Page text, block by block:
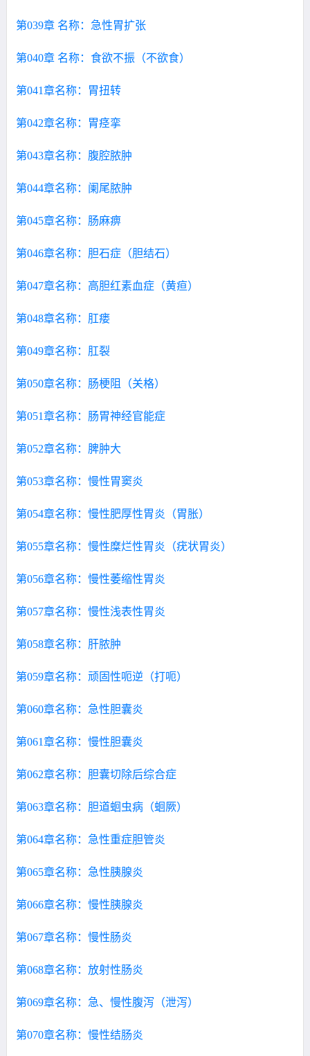
第039章 名称：急性胃扩张
第040章 名称：食欲不振（不欲食）
第041章名称：胃扭转
第042章名称：胃痉挛
第043章名称：腹腔脓肿
第044章名称：阑尾脓肿
第045章名称：肠麻痹
第046章名称：胆石症（胆结石）
第047章名称：高胆红素血症（黄疸）
第048章名称：肛瘘
第049章名称：肛裂
第050章名称：肠梗阻（关格）
第051章名称：肠胃神经官能症
第052章名称：脾肿大
第053章名称：慢性胃窦炎
第054章名称：慢性肥厚性胃炎（胃胀）
第055章名称：慢性糜烂性胃炎（疣状胃炎）
第056章名称：慢性萎缩性胃炎
第057章名称：慢性浅表性胃炎
第058章名称：肝脓肿
第059章名称：顽固性呃逆（打呃）
第060章名称：急性胆囊炎
第061章名称：慢性胆囊炎
第062章名称：胆囊切除后综合症
第063章名称：胆道蛔虫病（蛔厥）
第064章名称：急性重症胆管炎
第065章名称：急性胰腺炎
第066章名称：慢性胰腺炎
第067章名称：慢性肠炎
第068章名称：放射性肠炎
第069章名称：急、慢性腹泻（泄泻）
第070章名称：慢性结肠炎